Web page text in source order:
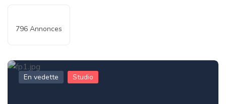
796 Annonces
En vedette Studio